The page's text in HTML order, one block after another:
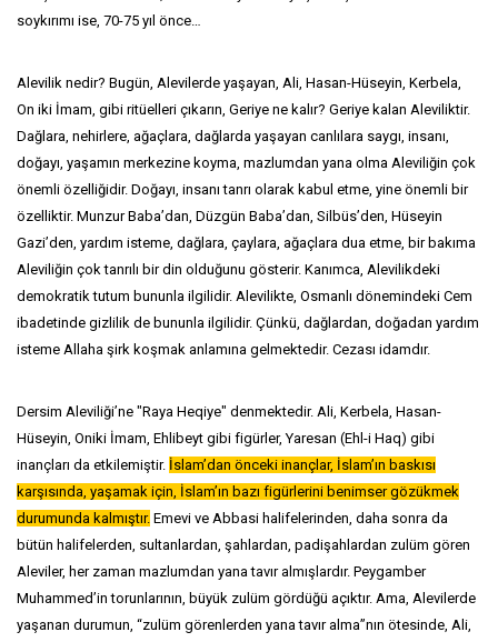
soykırımı ise, 70-75 yıl önce…
Alevilik nedir? Bugün, Alevilerde yaşayan, Ali, Hasan-Hüseyin, Kerbela,
On iki İmam, gibi ritüelleri çıkarın, Geriye ne kalır? Geriye kalan Aleviliktir.
Dağlara, nehirlere, ağaçlara, dağlarda yaşayan canlılara saygı, insanı,
doğayı, yaşamın merkezine koyma, mazlumdan yana olma Aleviliğin çok
önemli özelliğidir. Doğayı, insanı tanrı olarak kabul etme, yine önemli bir
özelliktir. Munzur Baba’dan, Düzgün Baba’dan, Silbüs’den, Hüseyin
Gazi’den, yardım isteme, dağlara, çaylara, ağaçlara dua etme, bir bakıma
Aleviliğin çok tanrılı bir din olduğunu gösterir. Kanımca, Alevilikdeki
demokratik tutum bununla ilgilidir. Alevilikte, Osmanlı dönemindeki Cem
ibadetinde gizlilik de bununla ilgilidir. Çünkü, dağlardan, doğadan yardım
isteme Allaha şirk koşmak anlamına gelmektedir. Cezası idamdır.
Dersim Aleviliği’ne "Raya Heqiye" denmektedir. Ali, Kerbela, Hasan-
Hüseyin, Oniki İmam, Ehlibeyt gibi figürler, Yaresan (Ehl-i Haq) gibi
inançları da etkilemiştir. İslam’dan önceki inançlar, İslam’ın baskısı
karşısında, yaşamak için, İslam’ın bazı figürlerini benimser gözükmek
durumunda kalmıştır. Emevi ve Abbasi halifelerinden, daha sonra da
bütün halifelerden, sultanlardan, şahlardan, padişahlardan zulüm gören
Aleviler, her zaman mazlumdan yana tavır almışlardır. Peygamber
Muhammed’in torunlarının, büyük zulüm gördüğü açıktır. Ama, Alevilerde
yaşanan durumun, “zulüm görenlerden yana tavır alma”nın ötesinde, Ali,